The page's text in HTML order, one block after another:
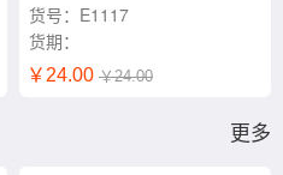
货号：E1117
货期：
￥24.00 ￥24.00
更多